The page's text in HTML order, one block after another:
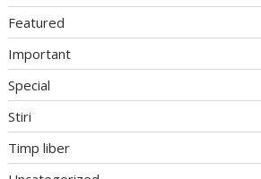
Featured
Important
Special
Stiri
Timp liber